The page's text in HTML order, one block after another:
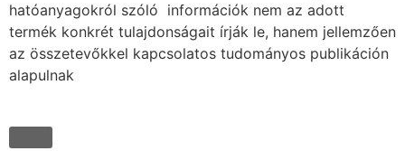
hatóanyagokról szóló információk nem az adott
termék konkrét tulajdonságait írják le, hanem jellemzően
az összetevőkkel kapcsolatos tudományos publikáción
alapulnak